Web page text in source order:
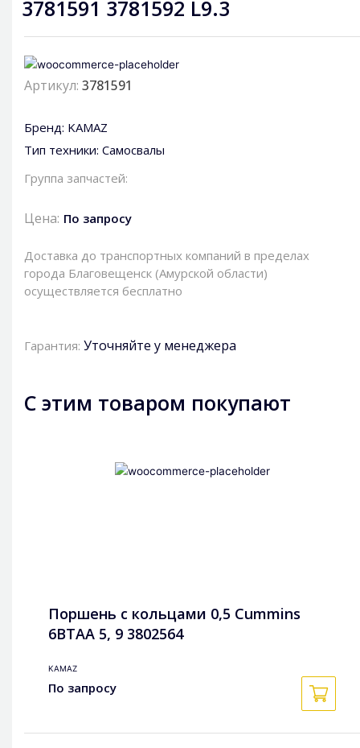
3781591 3781592 L9.3
Артикул: 3781591
Бренд: KAMAZ
Тип техники: Самосвалы
Группа запчастей:
Цена: По запросу
Доставка до транспортных компаний в пределах
города Благовещенск (Амурской области)
осуществляется бесплатно
Гарантия: Уточняйте у менеджера
С этим товаром покупают
Поршень с кольцами 0,5 Cummins
6BTAA 5, 9 3802564
KAMAZ
По запросу